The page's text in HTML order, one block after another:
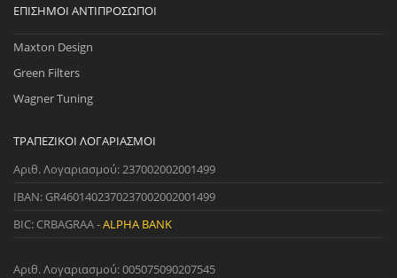
ΕΠΊΣΗΜΟΙ ΑΝΤΙΠΡΌΣΩΠΟΙ
Maxton Design
Green Filters
Wagner Tuning
ΤΡΑΠΕΖΙΚΟΊ ΛΟΓΑΡΙΑΣΜΟΊ
Αριθ. Λογαριασμού: 237002002001499
IBAN: GR4601402370237002002001499
BIC: CRBAGRAA -ALPHA BANK
Αριθ. Λογαριασμού: 005075090207545